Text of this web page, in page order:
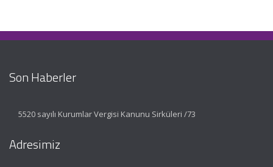
Son Haberler
5520 sayılı Kurumlar Vergisi Kanunu Sirküleri /73
Adresimiz